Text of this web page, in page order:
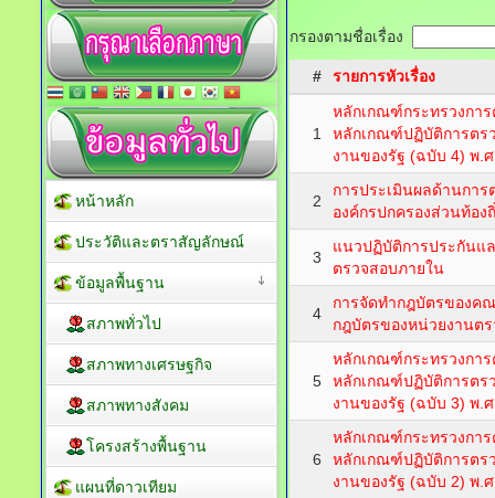
กรองตามชื่อเรื่อง
# รายการหัวเรื่อง
1
หลักเกณฑ์กระทรวงกา
หลักเกณฑ์ปฏิบัติการตร
งานของรัฐ (ฉบับ 4) พ.
2
การประเมินผลด้านกา
องค์กรปกครองส่วนท้อง
3
แนวปฏิบัติการประกันแ
ตรวจสอบภายใน
4
การจัดทำกฎบัตรของค
กฎบัตรของหน่วยงานต
5
หลักเกณฑ์กระทรวงกา
หลักเกณฑ์ปฏิบัติการตร
งานของรัฐ (ฉบับ 3) พ.
6
หลักเกณฑ์กระทรวงกา
หลักเกณฑ์ปฏิบัติการตร
งานของรัฐ (ฉบับ 2) พ.
หน้าหลัก
ประวัติและตราสัญลักษณ์
ข้อมูลพื้นฐาน
สภาพทั่วไป
สภาพทางเศรษฐกิจ
สภาพทางสังคม
โครงสร้างพื้นฐาน
แผนที่ดาวเทียม